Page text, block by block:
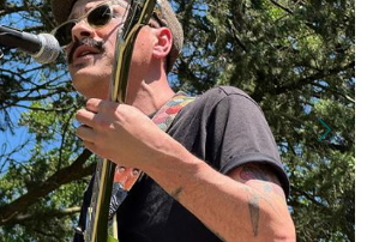
un concert profundament evocador que
assistent. © Neandertal Produccions